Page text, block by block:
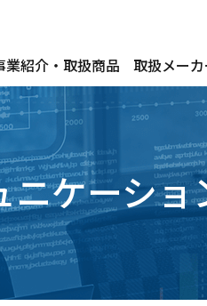
業紹介・取扱商品 取扱メー
ニケーショ